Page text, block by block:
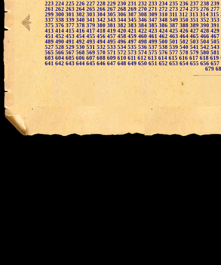
223 224 225 226 227 228 229 230 231 232 233 234 235 236 237 238 239
261 262 263 264 265 266 267 268 269 270 271 272 273 274 275 276 277
299 300 301 302 303 304 305 306 307 308 309 310 311 312 313 314 315
337 338 339 340 341 342 343 344 345 346 347 348 349 350 351 352 353
375 376 377 378 379 380 381 382 383 384 385 386 387 388 389 390 391
413 414 415 416 417 418 419 420 421 422 423 424 425 426 427 428 429
451 452 453 454 455 456 457 458 459 460 461 462 463 464 465 466 467
489 490 491 492 493 494 495 496 497 498 499 500 501 502 503 504 505
527 528 529 530 531 532 533 534 535 536 537 538 539 540 541 542 543
565 566 567 568 569 570 571 572 573 574 575 576 577 578 579 580 581
603 604 605 606 607 608 609 610 611 612 613 614 615 616 617 618 619
641 642 643 644 645 646 647 648 649 650 651 652 653 654 655 656 657
679